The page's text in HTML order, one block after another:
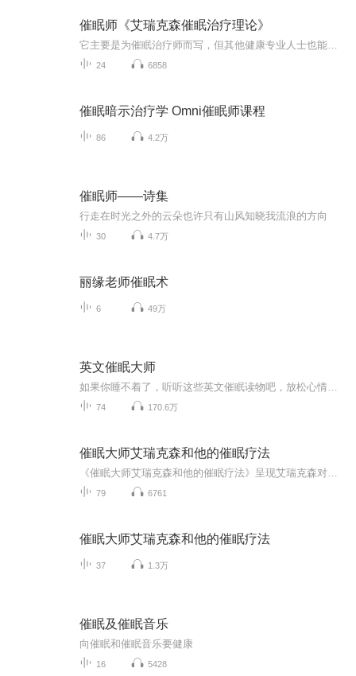
催眠师《艾瑞克森催眠治疗理论》
24 6858
催眠暗示治疗学 Omni催眠师课程
86 4.2万
催眠师——诗集
行走在时光之外的云朵也许只有山风知晓我流浪的方向
30 4.7万
丽缘老师催眠术
6 49万
英文催眠大师
74 170.6万
催眠大师艾瑞克森和他的催眠疗法
79 6761
催眠大师艾瑞克森和他的催眠疗法
37 1.3万
催眠及催眠音乐
向催眠和催眠音乐要健康
16 5428